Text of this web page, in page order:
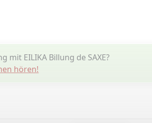
EILIKA Billung de SAXE?
hören!